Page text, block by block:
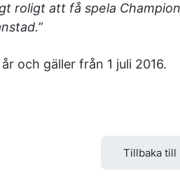
roligt att få spela
och gäller från 1 juli 2016.
Tillbaka till